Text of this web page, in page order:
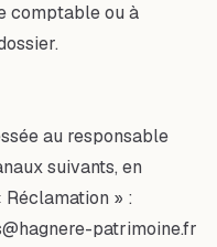
comptable ou à
au responsable
suivants, en
» :
patrimoine.fr